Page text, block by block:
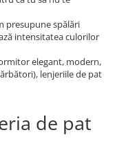
presupune spălări
intensitatea culorilor
elegant, modern,
lenjeriile de pat
de pat